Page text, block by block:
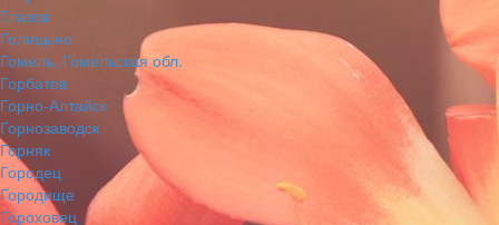
Глазов
Голицыно
Гомель, Гомельская обл.
Горбатов
Горно-Алтайск
Горнозаводск
Горняк
Городец
Городище
Гороховец